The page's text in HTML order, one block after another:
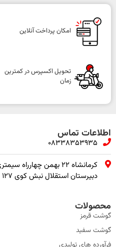
امکان پرداخت آنلاین
تحویل اکسپرس در کمترین
زمان
اطلاعات تماس
08338353935
کرمانشاه ۲۲ بهمن
دبیرستان استقلال نبش کوی ۱۲۷ خانه پروتئین آمویی
محصولات
گوشت قرمز
گوشت سفید